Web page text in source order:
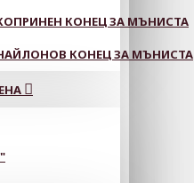
КОПРИНЕН КОНЕЦ ЗА МЪНИСТА
НАЙЛОНОВ КОНЕЦ ЗА МЪНИСТА